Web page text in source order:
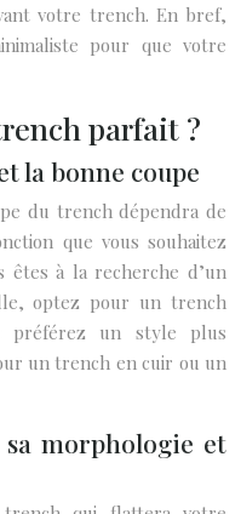
votre trench. En bref,
pour que votre
parfait ?
la bonne coupe
du trench dépendra de
que vous souhaitez
êtes à la recherche d’un
optez pour un trench
préférez un style plus
un trench en cuir ou un
morphologie et